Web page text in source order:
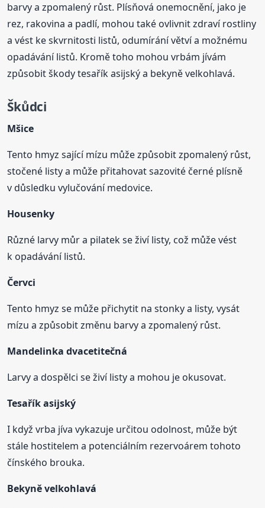
barvy a zpomalený růst. Plísňová onemocnění, jako je
rez, rakovina a padlí, mohou také ovlivnit zdraví rostliny
a vést ke skvrnitosti listů, odumírání větví a možnému
opadávání listů. Kromě toho mohou vrbám jívám
způsobit škody tesařík asijský a bekyně velkohlavá.
Škůdci
Mšice
Tento hmyz sající mízu může způsobit zpomalený růst,
stočené listy a může přitahovat sazovité černé plísně
v důsledku vylučování medovice.
Housenky
Různé larvy můr a pilatek se živí listy, což může vést
k opadávání listů.
Červci
Tento hmyz se může přichytit na stonky a listy, vysát
mízu a způsobit změnu barvy a zpomalený růst.
Mandelinka dvacetitečná
Larvy a dospělci se živí listy a mohou je okusovat.
Tesařík asijský
I když vrba jíva vykazuje určitou odolnost, může být
stále hostitelem a potenciálním rezervoárem tohoto
čínského brouka.
Bekyně velkohlavá